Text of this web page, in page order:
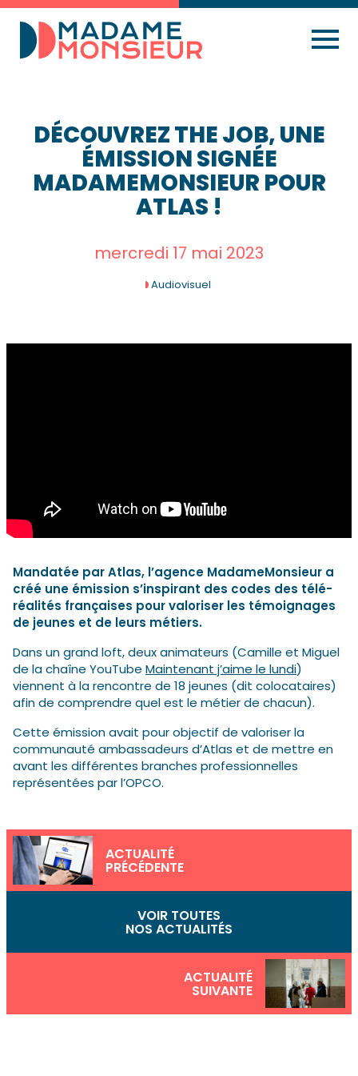
DÉCOUVREZ THE JOB, UNE
ÉMISSION SIGNÉE
MADAMEMONSIEUR POUR
ATLAS !
mercredi 17 mai 2023
Audiovisuel
Mandatée par Atlas, l’agence MadameMonsieur a
créé une émission s’inspirant des codes des télé-
réalités françaises pour valoriser les témoignages
de jeunes et de leurs métiers.
Dans un grand loft, deux animateurs (Camille et Miguel
de la chaîne YouTube Maintenant j’aime le lundi)
viennent à la rencontre de 18 jeunes (dit colocataires)
afin de comprendre quel est le métier de chacun).
Cette émission avait pour objectif de valoriser la
communauté ambassadeurs d’Atlas et de mettre en
avant les différentes branches professionnelles
représentées par l’OPCO.
ACTUALITÉ
PRÉCÉDENTE
VOIR TOUTES
NOS ACTUALITÉS
ACTUALITÉ
SUIVANTE